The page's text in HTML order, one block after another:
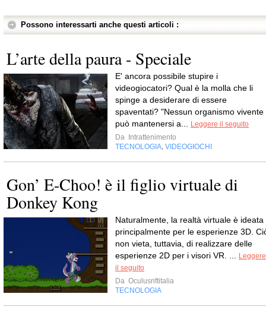
Possono interessarti anche questi articoli :
L’arte della paura - Speciale
E' ancora possibile stupire i
videogiocatori? Qual è la molla che li
spinge a desiderare di essere
spaventati? "Nessun organismo vivente
può mantenersi a... Leggere il seguito
Da
Intrattenimento
TECNOLOGIA, VIDEOGIOCHI
Gon’ E-Choo! è il figlio virtuale di
Donkey Kong
Naturalmente, la realtà virtuale è ideata
principalmente per le esperienze 3D.
non vieta, tuttavia, di realizzare delle
esperienze 2D per i visori VR. ... Leggere
il seguito
Da Oculusriftitalia
TECNOLOGIA